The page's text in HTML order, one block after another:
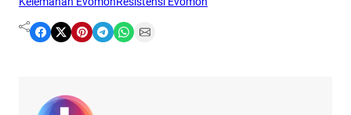
Share on Facebook Share on X Share on Pinterest Share on Telegram Share on WhatsApp Share on Email